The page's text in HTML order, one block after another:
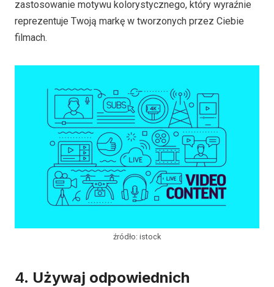
zastosowanie motywu kolorystycznego, który wyraźnie
reprezentuje Twoją markę w tworzonych przez Ciebie
filmach.
źródło: istock
4. Używaj odpowiednich